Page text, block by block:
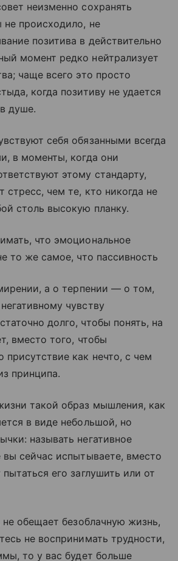
неизменно сохранять
происходило, не
позитива в действительно
момент редко нейтрализует
чаще всего это просто
когда позитиву не удается
душе.
себя обязанными всегда
в моменты, когда они
этому стандарту,
чем те, кто никогда не
столь высокую планку.
что эмоциональное
то же самое, что пассивность
а о терпении — о том,
чувству
долго, чтобы понять, на
вместо того, чтобы
присутствие как нечто, с чем
принципа.
такой образ мышления, как
в виде небольшой, но
называть негативное
вы сейчас испытываете, вместо
его заглушить или от
не обещает безоблачную жизнь,
не воспринимать трудности,
то у вас будет больше